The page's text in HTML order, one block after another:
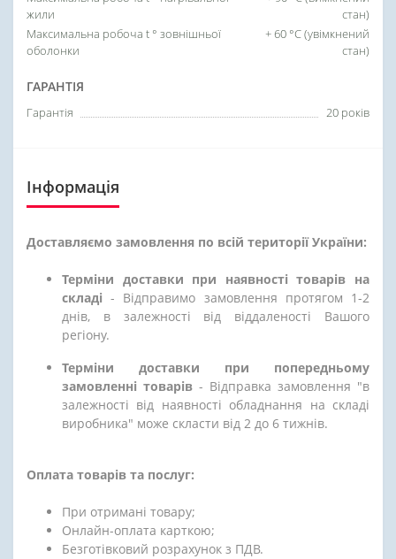
жили
стан)
Максимальна робоча t ° зовнішньої
оболонки
+ 60 °C (увімкнений
стан)
ГАРАНТІЯ
Гарантія 20 років
Інформація
Доставляємо замовлення по всій території України:
Терміни доставки при наявності товарів на
складі - Відправимо замовлення протягом 1-2
днів, в залежності від віддаленості Вашого
регіону.
Терміни доставки при попередньому
замовленні товарів - Відправка замовлення "в
залежності від наявності обладнання на складі
виробника" може скласти від 2 до 6 тижнів.
Оплата товарів та послуг:
При отримані товару;
Онлайн-оплата карткою;
Безготівковий розрахунок з ПДВ.